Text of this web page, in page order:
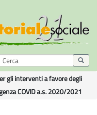
gli interventi a favore degli
COVID a.s. 2020/2021